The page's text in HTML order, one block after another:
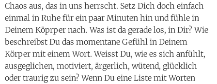
Chaos aus, das in uns herrscht. Setz Dich doch einfach
einmal in Ruhe für ein paar Minuten hin und fühle in
Deinem Köprper nach. Was ist da gerade los, in Dir? Wie
beschreibst Du das momentane Gefühl in Deinem
Körper mit einem Wort. Weisst Du, wie es sich anfühlt,
ausgeglichen, motiviert, ärgerlich, wütend, glücklich
oder traurig zu sein? Wenn Du eine Liste mit Worten